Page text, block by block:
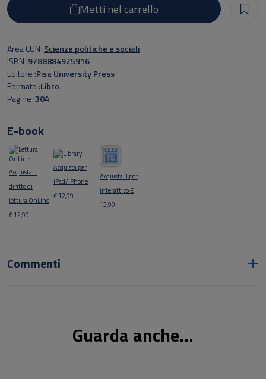
Metti nel carrello
Area CUN Scienze politiche e sociali
ISBN 9788884925916
Editore Pisa University Press
Formato Libro
Pagine 304
E-book
Acquista il
diritto di
lettura OnLine
€ 12,99
Acquista per
iPad/iPhone
€ 12,99
Acquista il pdf
interattivo €
12,99
Commenti
Guarda anche...